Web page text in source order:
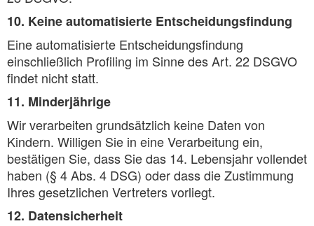
10. Keine automatisierte Entscheidungsfindung
Eine automatisierte Entscheidungsfindung
einschließlich Profiling im Sinne des Art. 22 DSGVO
findet nicht statt.
11. Minderjährige
Wir verarbeiten grundsätzlich keine Daten von
Kindern. Willigen Sie in eine Verarbeitung ein,
bestätigen Sie, dass Sie das 14. Lebensjahr vollendet
haben (§ 4 Abs. 4 DSG) oder dass die Zustimmung
Ihres gesetzlichen Vertreters vorliegt.
12. Datensicherheit